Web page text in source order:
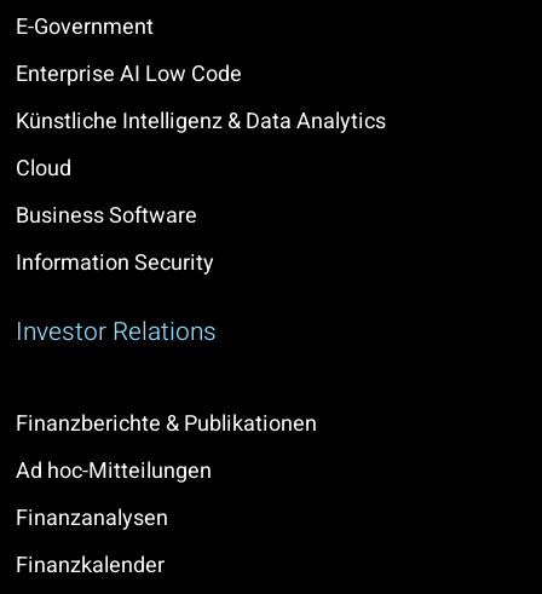
E-Government
Enterprise AI Low Code
Künstliche Intelligenz & Data Analytics
Cloud
Business Software
Information Security
Investor Relations
Finanzberichte & Publikationen
Ad hoc-Mitteilungen
Finanzanalysen
Finanzkalender